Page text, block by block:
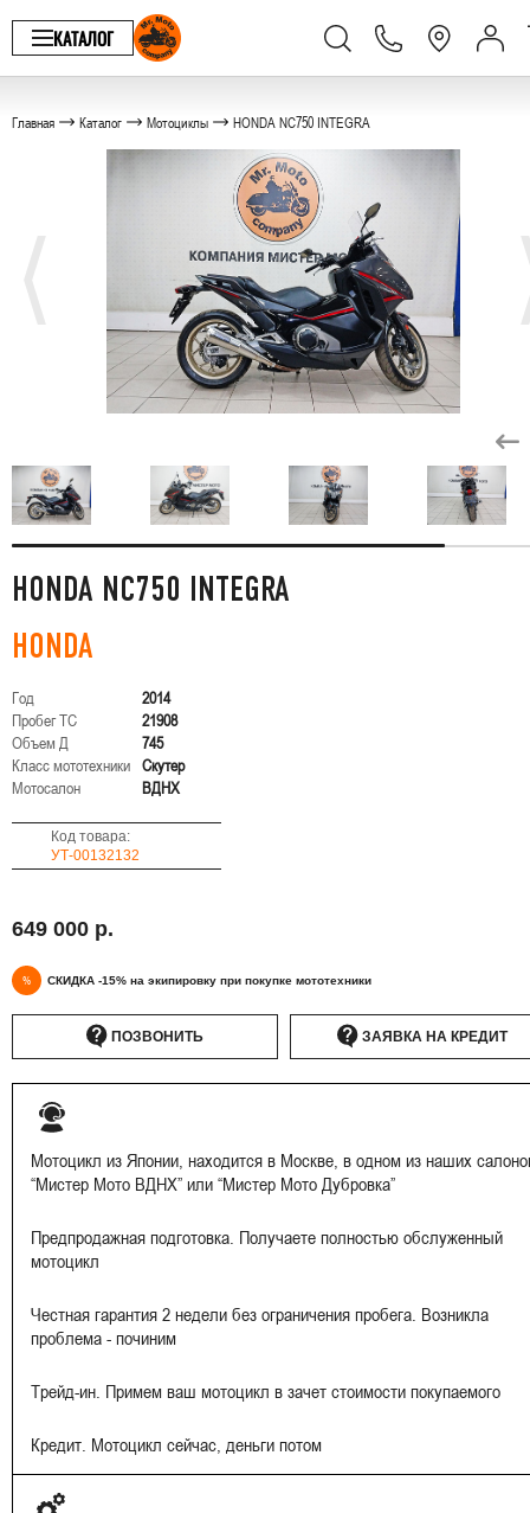
КАТАЛОГ
Главная Каталог Мотоциклы HONDA NC750 INTEGRA
HONDA NC750 INTEGRA
HONDA
Год
2014
Пробег ТС
21908
Объем Д
745
Класс мототехники Скутер
Мотосалон
ВДНХ
Код товара:
УТ-00132132
649 000 р.
% СКИДКА -15% на экипировку при покупке мототехники
ПОЗВОНИТЬ ЗАЯВКА НА КРЕДИТ
Мотоцикл из Японии, находится в Москве, в одном из наших
“Мистер Мото ВДНХ” или “Мистер Мото Дубровка”
Предпродажная подготовка. Получаете полностью обслуженный
мотоцикл
Честная гарантия 2 недели без ограничения пробега. Возникла
проблема - починим
Трейд-ин. Примем ваш мотоцикл в зачет стоимости покупаемого
Кредит. Мотоцикл сейчас, деньги потом